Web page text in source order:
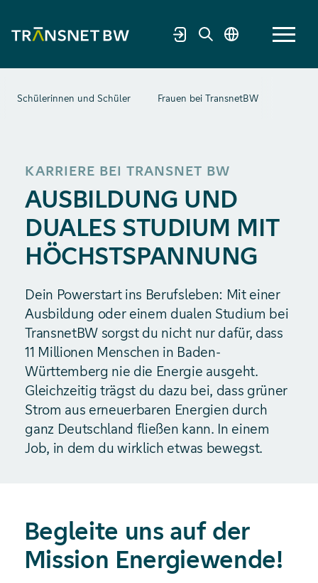
Schülerinnen und Schüler Frauen bei TransnetBW
KARRIERE BEI TRANSNET BW
AUSBILDUNG UND
DUALES STUDIUM MIT
HÖCHSTSPANNUNG
Dein Powerstart ins Berufsleben: Mit einer
Ausbildung oder einem dualen Studium bei
TransnetBW sorgst du nicht nur dafür, dass
11 Millionen Menschen in Baden-
Württemberg nie die Energie ausgeht.
Gleichzeitig trägst du dazu bei, dass grüner
Strom aus erneuerbaren Energien durch
ganz Deutschland fließen kann. In einem
Job, in dem du wirklich etwas bewegst.
Begleite uns auf der
Mission Energiewende!